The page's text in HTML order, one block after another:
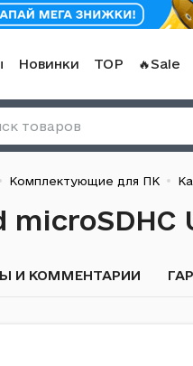
Новинки TOP 🔥Sale
Комплектующие для ПК
И КОММЕНТАРИИ